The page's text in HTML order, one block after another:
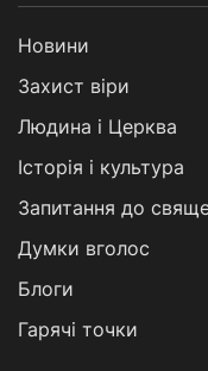
Новини
Захист віри
Людина і Церква
Історія і культура
Запитання до
Думки вголос
Блоги
Гарячі точки